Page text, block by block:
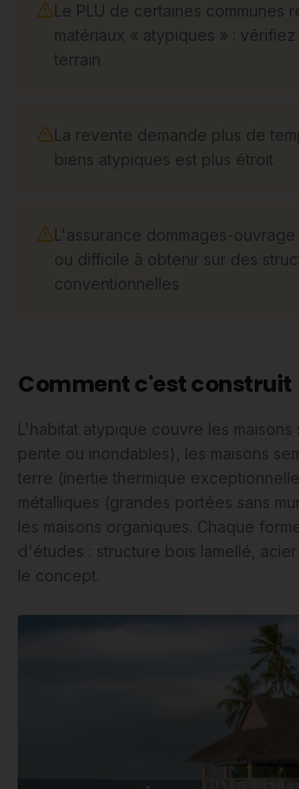
Le PLU de certaines communes
matériaux « atypiques » :
terrain
La revente demande plus de
biens atypiques est plus étroit
L'assurance dommages-
ou difficile à obtenir sur des
conventionnelles
Comment c'est construit
L'habitat atypique couvre les maisons
pente ou inondables), les maisons
terre (inertie thermique
métalliques (grandes portées sans
les maisons organiques. Chaque
d'études : structure bois lamellé,
le concept.